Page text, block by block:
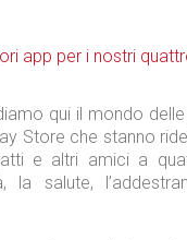
qui il mondo
Store che stanno
e altri amici a
la salute,